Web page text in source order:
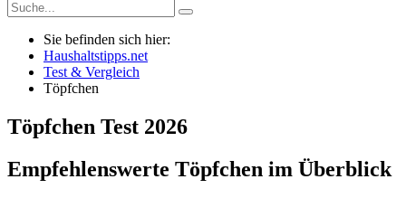
Sie befinden sich hier:
Haushaltstipps.net
Test & Vergleich
Töpfchen
Töpfchen Test 2026
Empfehlenswerte Töpfchen im Überblick